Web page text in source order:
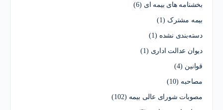
بخشنامه های بیمه ای (6)
بیمه مشترک (1)
دسته‌بندی نشده (1)
دیوان عدالت اداری (1)
قوانین (4)
مصاحبه (10)
مصوبات شورای عالی بیمه (102)